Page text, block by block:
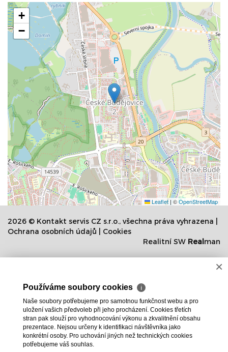
+
−
Leaflet | ©OpenStreetMap
2026 © Kontakt servis CZ s.r.o., všechna práva vyhrazena |
Ochrana osobních údajů
Cookies
Realitní SW Realman
×
Používáme soubory cookies ℹ
Naše soubory potřebujeme pro samotnou funkčnost webu a pro
uložení vašich předvoleb při jeho procházení. Cookies třetích
stran pak slouží pro vyhodnocování výkonu a zkvalitnění obsahu
prezentace. Nejsou určeny k identifikaci návštěvníka jako
konkrétní osoby. Pro uchování jiných než technických cookies
potřebujeme váš souhlas.